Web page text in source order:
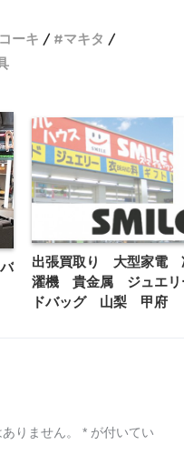
ーキ
マキタ
出張買取り 大型家電
濯機 貴金属 ジュエ
ドバッグ 山梨 甲府
りません。 * が付いてい